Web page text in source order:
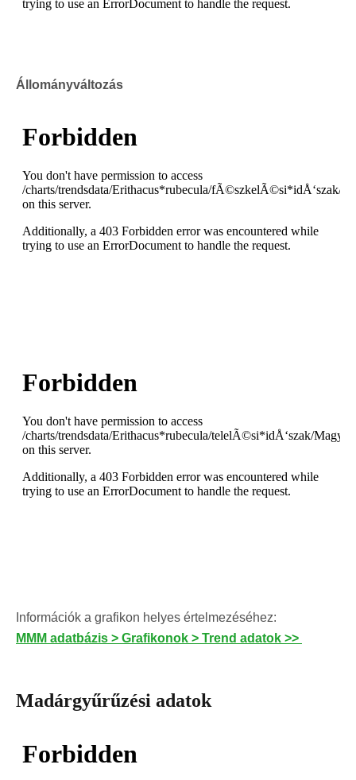
Állományváltozás
Információk a grafikon helyes értelmezéséhez:
MMM adatbázis > Grafikonok > Trend adatok >>
Madárgyűrűzési adatok